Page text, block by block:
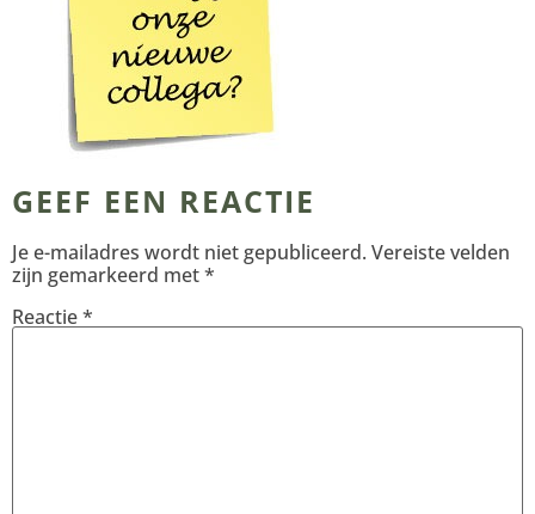
GEEF EEN REACTIE
Je e-mailadres wordt niet gepubliceerd. Vereiste velden
zijn gemarkeerd met*
Reactie*